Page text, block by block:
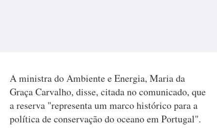
A ministra do Ambiente e Energia, Maria da
Graça Carvalho, disse, citada no comunicado, que
a reserva "representa um marco histórico para a
política de conservação do oceano em Portugal".